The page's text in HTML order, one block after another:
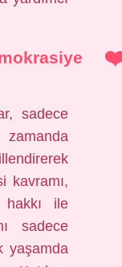
sadece
kavramı,
hakkı ile
sadece
yaşamda